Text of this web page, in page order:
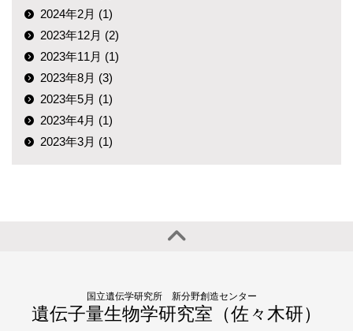
2024年2月 (1)
2023年12月 (2)
2023年11月 (1)
2023年8月 (3)
2023年5月 (1)
2023年4月 (1)
2023年3月 (1)
国立遺伝学研究所 新分野創造センター
遺伝子量生物学研究室（佐々木研）